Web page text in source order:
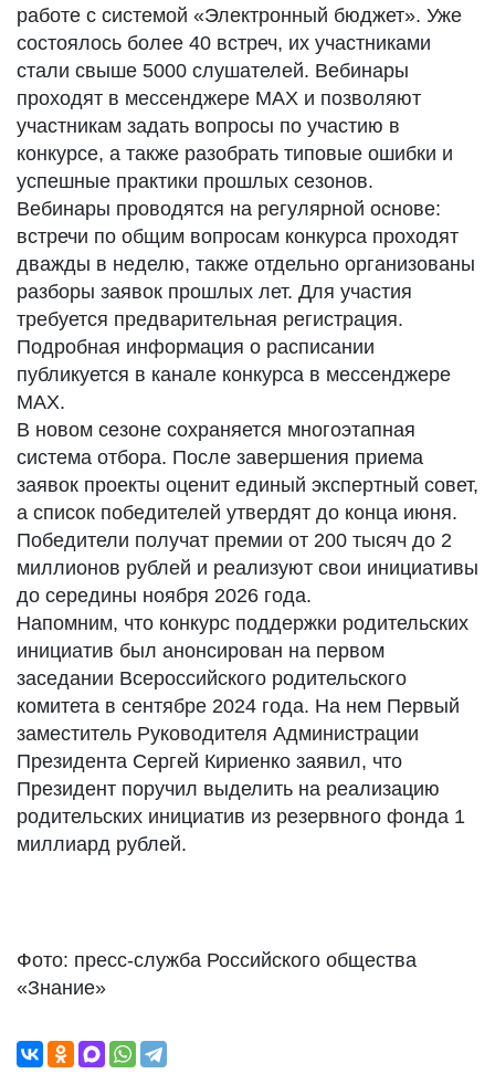
работе с системой «Электронный бюджет». Уже
состоялось более 40 встреч, их участниками
стали свыше 5000 слушателей. Вебинары
проходят в мессенджере MAX и позволяют
участникам задать вопросы по участию в
конкурсе, а также разобрать типовые ошибки и
успешные практики прошлых сезонов.
Вебинары проводятся на регулярной основе:
встречи по общим вопросам конкурса проходят
дважды в неделю, также отдельно организованы
разборы заявок прошлых лет. Для участия
требуется предварительная регистрация.
Подробная информация о расписании
публикуется в канале конкурса в мессенджере
MAX.
В новом сезоне сохраняется многоэтапная
система отбора. После завершения приема
заявок проекты оценит единый экспертный совет,
а список победителей утвердят до конца июня.
Победители получат премии от 200 тысяч до 2
миллионов рублей и реализуют свои инициативы
до середины ноября 2026 года.
Напомним, что конкурс поддержки родительских
инициатив был анонсирован на первом
заседании Всероссийского родительского
комитета в сентябре 2024 года. На нем Первый
заместитель Руководителя Администрации
Президента Сергей Кириенко заявил, что
Президент поручил выделить на реализацию
родительских инициатив из резервного фонда 1
миллиард рублей.
Фото: пресс-служба Российского общества
«Знание»